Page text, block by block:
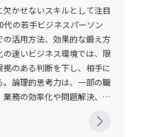
かせないスキルとして注目
の若手ビジネスパーソン
活用方法、効果的な鍛え方
速いビジネス環境では、限
のある判断を下し、相手に
論理的思考力は、一部の職
務の効率化や問題解決、コ
基礎能力である。 論理